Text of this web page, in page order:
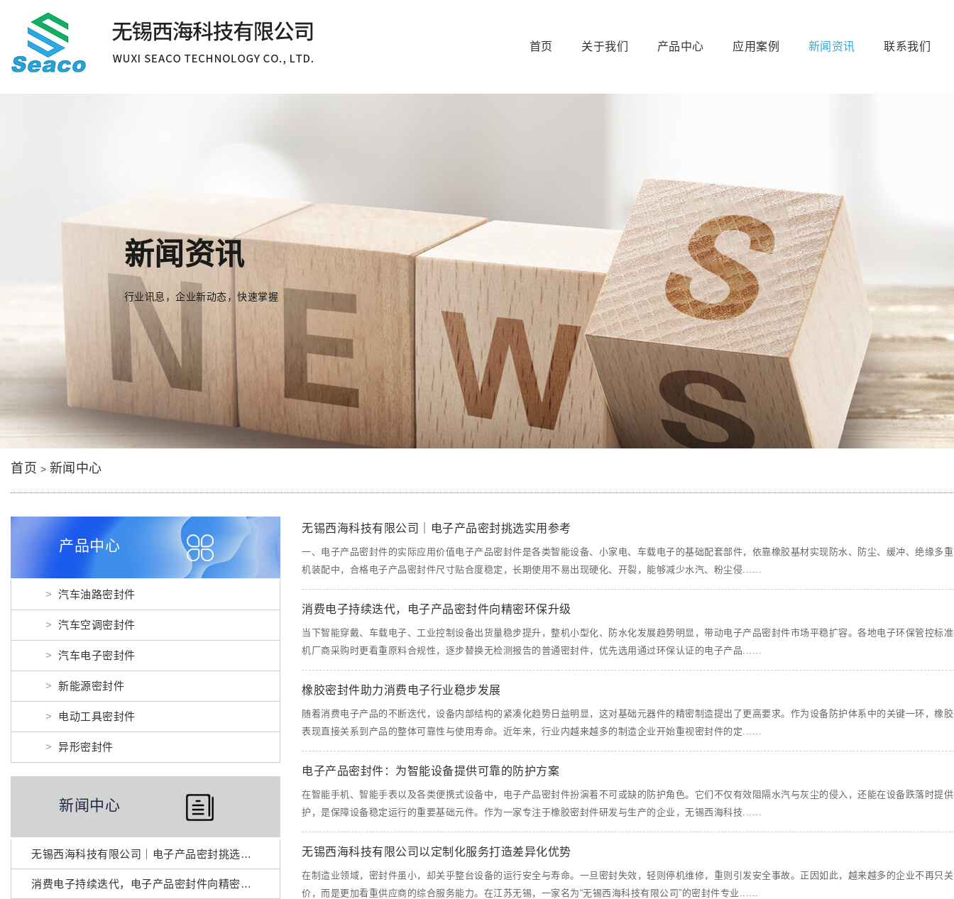
首页 关于我们 产品中心 应用案例 新闻资讯 联系我们
新闻资讯
行业讯息，企业新动态，快速掌握
首页 > 新闻中心
产品中心
汽车油路密封件
汽车空调密封件
汽车电子密封件
新能源密封件
电动工具密封件
异形密封件
新闻中心
无锡西海科技有限公司｜电子产品密封挑选实用参考
消费电子持续迭代，电子产品密封件向精密环保升级
无锡西海科技有限公司｜电子产品密封挑选实用参考
一、电子产品密封件的实际应用价值电子产品密封件是各类智能设备、小家电、车载电子的基础配套部件，依靠橡胶基材实现防水、防尘、缓冲、绝缘多
机装配中，合格电子产品密封件尺寸贴合度稳定，长期使用不易出现硬化、开裂，能够减少水汽、粉尘侵......
消费电子持续迭代，电子产品密封件向精密环保升级
当下智能穿戴、车载电子、工业控制设备出货量稳步提升，整机小型化、防水化发展趋势明显，带动电子产品密封件市场平稳扩容。各地电子环保管控标
机厂商采购时更看重原料合规性，逐步替换无检测报告的普通密封件，优先选用通过环保认证的电子产品......
橡胶密封件助力消费电子行业稳步发展
随着消费电子产品的不断迭代，设备内部结构的紧凑化趋势日益明显，这对基础元器件的精密制造提出了更高要求。作为设备防护体系中的关键一环，橡
表现直接关系到产品的整体可靠性与使用寿命。近年来，行业内越来越多的制造企业开始重视密封件的定......
电子产品密封件：为智能设备提供可靠的防护方案
在智能手机、智能手表以及各类便携式设备中，电子产品密封件扮演着不可或缺的防护角色。它们不仅有效阻隔水汽与灰尘的侵入，还能在设备跌落时提
护，是保障设备稳定运行的重要基础元件。作为一家专注于橡胶密封件研发与生产的企业，无锡西海科技......
无锡西海科技有限公司以定制化服务打造差异化优势
在制造业领域，密封件虽小，却关乎整台设备的运行安全与寿命。一旦密封失效，轻则停机维修，重则引发安全事故。正因如此，越来越多的企业不再只
价，而是更加看重供应商的综合服务能力。在江苏无锡，一家名为“无锡西海科技有限公司”的密封件专业......